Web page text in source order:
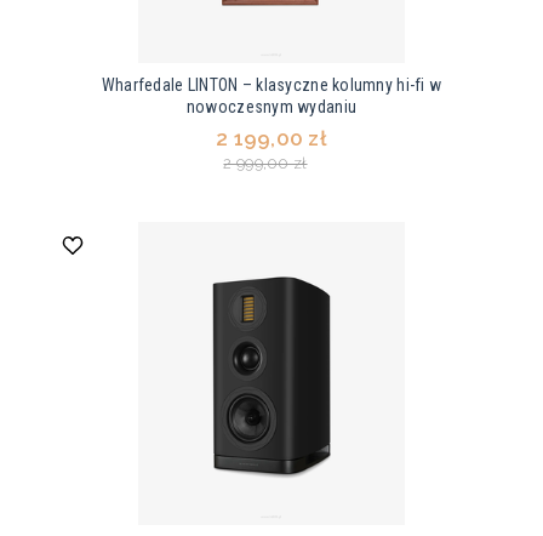
Wharfedale LINTON – klasyczne kolumny hi-fi w
nowoczesnym wydaniu
2 199,00 zł
2 999,00 zł